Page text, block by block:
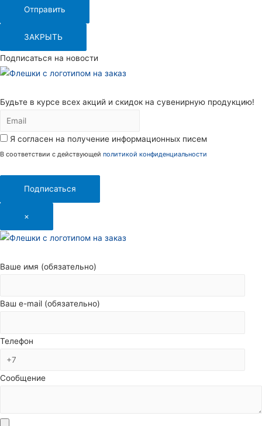
Отправить
ЗАКРЫТЬ
Подписаться на новости
Будьте в курсе всех акций и скидок на сувенирную продукцию!
Я согласен на получение информационных писем
В соответствии с действующей политикой конфиденциальности
Подписаться
×
Ваше имя (обязательно)
Ваш e-mail (обязательно)
Телефон
Сообщение